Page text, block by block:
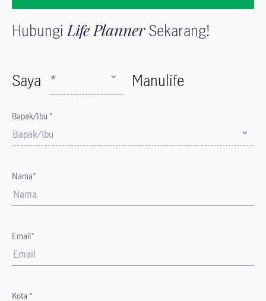
HubungiLife PlannerSekarang!
Saya * Manulife
Bapak/Ibu *
Bapak/Ibu
Nama*
Email*
Kota *